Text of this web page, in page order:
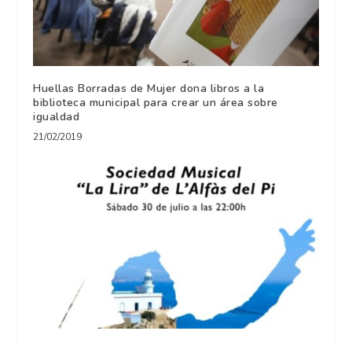
Huellas Borradas de Mujer dona libros a la
biblioteca municipal para crear un área sobre
igualdad
21/02/2019